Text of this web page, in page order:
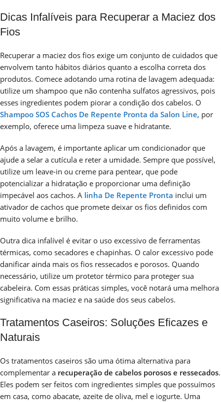
Dicas Infalíveis para Recuperar a Maciez dos
Fios
Recuperar a maciez dos fios exige um conjunto de cuidados que
envolvem tanto hábitos diários quanto a escolha correta dos
produtos. Comece adotando uma rotina de lavagem adequada:
utilize um shampoo que não contenha sulfatos agressivos, pois
esses ingredientes podem piorar a condição dos cabelos. O
Shampoo SOS Cachos De Repente Pronta da Salon Line, por
exemplo, oferece uma limpeza suave e hidratante.
Após a lavagem, é importante aplicar um condicionador que
ajude a selar a cutícula e reter a umidade. Sempre que possível,
utilize um leave-in ou creme para pentear, que pode
potencializar a hidratação e proporcionar uma definição
impecável aos cachos. A linha De Repente Pronta inclui um
ativador de cachos que promete deixar os fios definidos com
muito volume e brilho.
Outra dica infalível é evitar o uso excessivo de ferramentas
térmicas, como secadores e chapinhas. O calor excessivo pode
danificar ainda mais os fios ressecados e porosos. Quando
necessário, utilize um protetor térmico para proteger sua
cabeleira. Com essas práticas simples, você notará uma melhora
significativa na maciez e na saúde dos seus cabelos.
Tratamentos Caseiros: Soluções Eficazes e
Naturais
Os tratamentos caseiros são uma ótima alternativa para
complementar a recuperação de cabelos porosos e ressecados.
Eles podem ser feitos com ingredientes simples que possuímos
em casa, como abacate, azeite de oliva, mel e iogurte. Uma